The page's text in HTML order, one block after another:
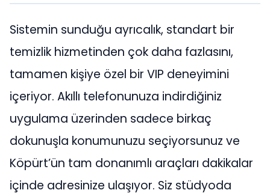
Sistemin sunduğu ayrıcalık, standart bir
temizlik hizmetinden çok daha fazlasını,
tamamen kişiye özel bir VIP deneyimini
içeriyor. Akıllı telefonunuza indirdiğiniz
uygulama üzerinden sadece birkaç
dokunuşla konumunuzu seçiyorsunuz ve
Köpürt’ün tam donanımlı araçları dakikalar
içinde adresinize ulaşıyor. Siz stüdyoda